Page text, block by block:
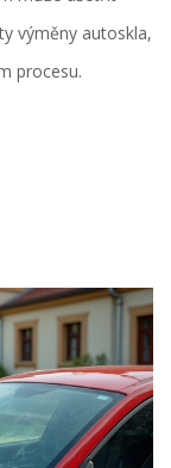
výměny autoskla,
procesu.